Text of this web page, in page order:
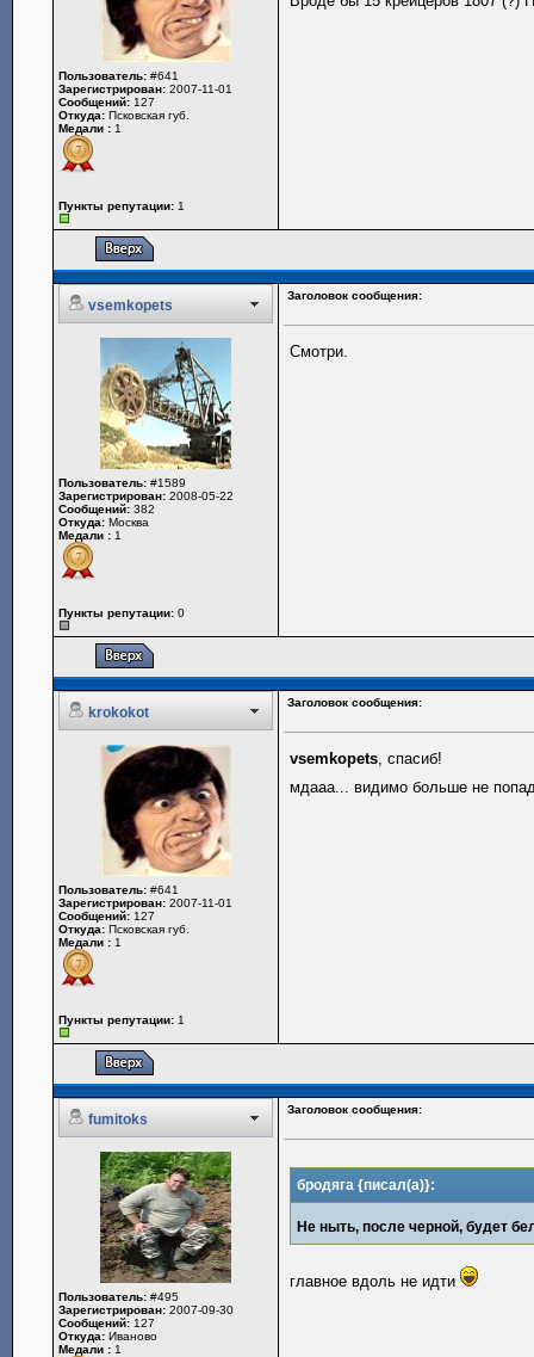
Пользователь: #641
Зарегистрирован: 2007-11-01
Сообщений: 127
Откуда: Псковская губ.
Медали : 1
Пункты репутации: 1
vsemkopets
Заголовок сообщения:
Пользователь: #1589
Зарегистрирован: 2008-05-22
Сообщений: 382
Откуда: Москва
Медали : 1
Пункты репутации: 0
Смотри.
krokokot
Заголовок сообщения:
Пользователь: #641
Зарегистрирован: 2007-11-01
Сообщений: 127
Откуда: Псковская губ.
Медали : 1
Пункты репутации: 1
vsemkopets, спасиб!
мдааа... видимо больше не
fumitoks
Заголовок сообщения:
Пользователь: #495
Зарегистрирован: 2007-09-30
Сообщений: 127
Откуда: Иваново
Медали : 1
бродяга {писал(а)}:
Не ныть, после черной, будет
главное вдоль не идти